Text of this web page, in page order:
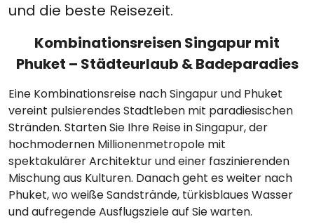
und die beste Reisezeit.
Kombinationsreisen Singapur mit
Phuket – Städteurlaub & Badeparadies
Eine Kombinationsreise nach Singapur und Phuket
vereint pulsierendes Stadtleben mit paradiesischen
Stränden. Starten Sie Ihre Reise in Singapur, der
hochmodernen Millionenmetropole mit
spektakulärer Architektur und einer faszinierenden
Mischung aus Kulturen. Danach geht es weiter nach
Phuket, wo weiße Sandstrände, türkisblaues Wasser
und aufregende Ausflugsziele auf Sie warten.